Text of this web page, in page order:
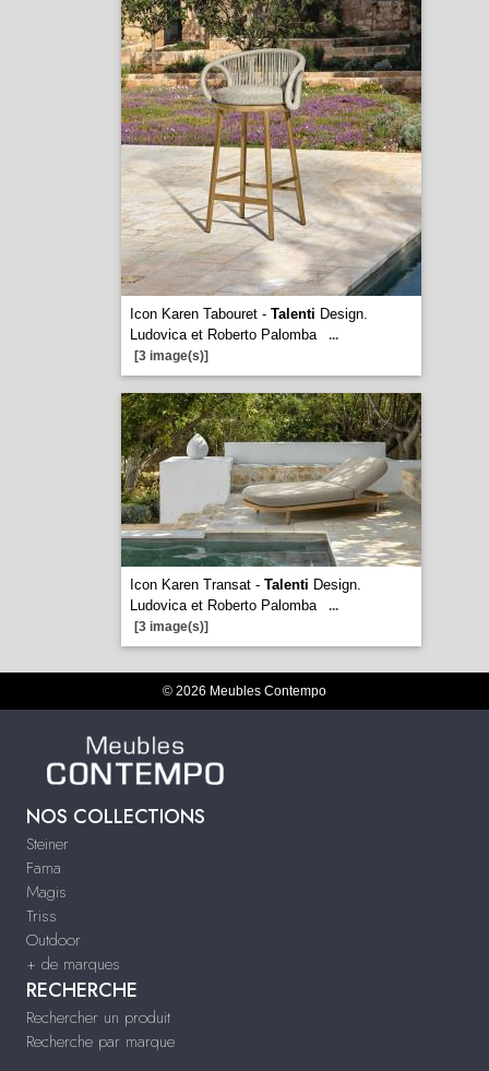
Icon Karen Tabouret - Talenti Design.
Ludovica et Roberto Palomba
...
[3 image(s)]
Icon Karen Transat - Talenti Design.
Ludovica et Roberto Palomba
...
[3 image(s)]
© 2026 Meubles Contempo
NOS COLLECTIONS
Steiner
Fama
Magis
Triss
Outdoor
+ de marques
RECHERCHE
Rechercher un produit
Recherche par marque